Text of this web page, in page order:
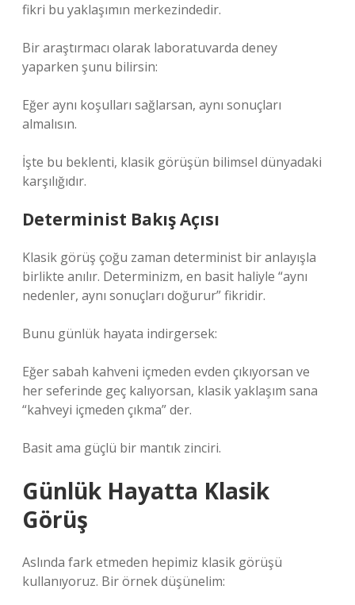
fikri bu yaklaşımın merkezindedir.
Bir araştırmacı olarak laboratuvarda deney
yaparken şunu bilirsin:
Eğer aynı koşulları sağlarsan, aynı sonuçları
almalısın.
İşte bu beklenti, klasik görüşün bilimsel dünyadaki
karşılığıdır.
Determinist Bakış Açısı
Klasik görüş çoğu zaman determinist bir anlayışla
birlikte anılır. Determinizm, en basit haliyle “aynı
nedenler, aynı sonuçları doğurur” fikridir.
Bunu günlük hayata indirgersek:
Eğer sabah kahveni içmeden evden çıkıyorsan ve
her seferinde geç kalıyorsan, klasik yaklaşım sana
“kahveyi içmeden çıkma” der.
Basit ama güçlü bir mantık zinciri.
Günlük Hayatta Klasik
Görüş
Aslında fark etmeden hepimiz klasik görüşü
kullanıyoruz. Bir örnek düşünelim: